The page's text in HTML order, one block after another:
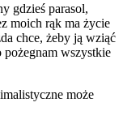
gdzieś parasol,
moich rąk ma życie
chce, żeby ją wziąć
pożegnam wszystkie
może